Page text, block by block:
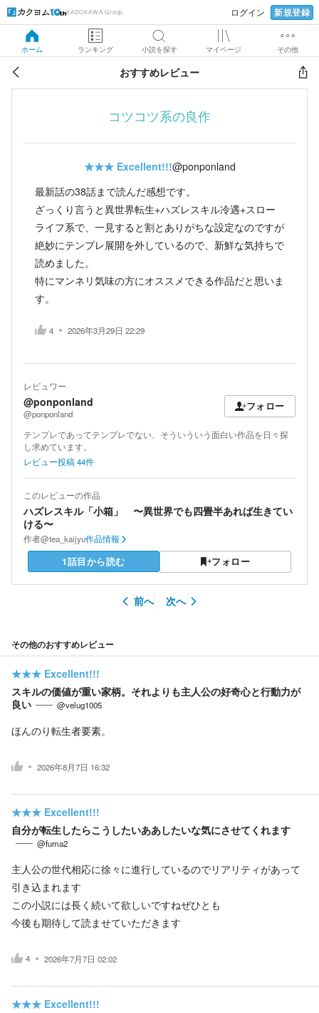
KADOKAWA Group ログイン 新規登録
ホーム ランキング 小説を探す マイページ その他
おすすめレビュー
コツコツ系の良作
★★★ Excellent!!!@ponponland
最新話の38話まで読んだ感想です。
ざっくり言うと異世界転生+ハズレスキル冷遇+スロー
ライフ系で、一見すると割とありがちな設定なのですが
絶妙にテンプレ展開を外しているので、新鮮な気持ちで
読めました。
特にマンネリ気味の方にオススメできる作品だと思いま
す。
4 2026年3月29日 22:29
レビュワー
@ponponland
@ponponland
フォロー
テンプレであってテンプレでない、そういういう面白い作品を日々探
し求めています。
レビュー投稿44件
このレビューの作品
ハズレスキル「小箱」 〜異世界でも四畳半あれば生きてい
ける〜
作者@tea_kaijyu作品情報
1話目から読む フォロー
前へ 次へ
その他のおすすめレビュー
★★★ Excellent!!!
スキルの価値が重い家柄。それよりも主人公の好奇心と行動力が
良い
@velug1005
ほんのり転生者要素。
2026年8月7日 16:32
★★★ Excellent!!!
自分が転生したらこうしたいああしたいな気にさせてくれます
@fuma2
主人公の世代相応に徐々に進行しているのでリアリティがあって
引き込まれます
この小説には長く続いて欲しいですねぜひとも
今後も期待して読ませていただきます
4 2026年7月7日 02:02
★★★ Excellent!!!